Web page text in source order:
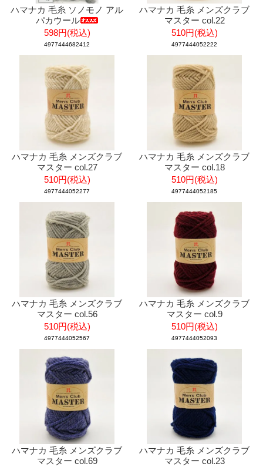
ハマナカ 毛糸 ソノモノ アル
パカウール
598円(税込)
4977444682412
ハマナカ 毛糸 メンズクラブ
マスター col.22
510円(税込)
4977444052222
ハマナカ 毛糸 メンズクラブ
マスター col.27
510円(税込)
4977444052277
ハマナカ 毛糸 メンズクラブ
マスター col.18
510円(税込)
4977444052185
ハマナカ 毛糸 メンズクラブ
マスター col.56
510円(税込)
4977444052567
ハマナカ 毛糸 メンズクラブ
マスター col.9
510円(税込)
4977444052093
ハマナカ 毛糸 メンズクラブ
マスター col.69
ハマナカ 毛糸 メンズクラブ
マスター col.23